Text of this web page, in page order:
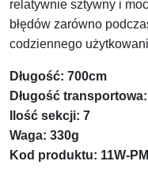
relatywnie sztywny i
błędów zarówno
codziennego
Długość: 700cm
Długość
Ilość sekcji: 7
Waga: 330g
Kod produktu: 11W-